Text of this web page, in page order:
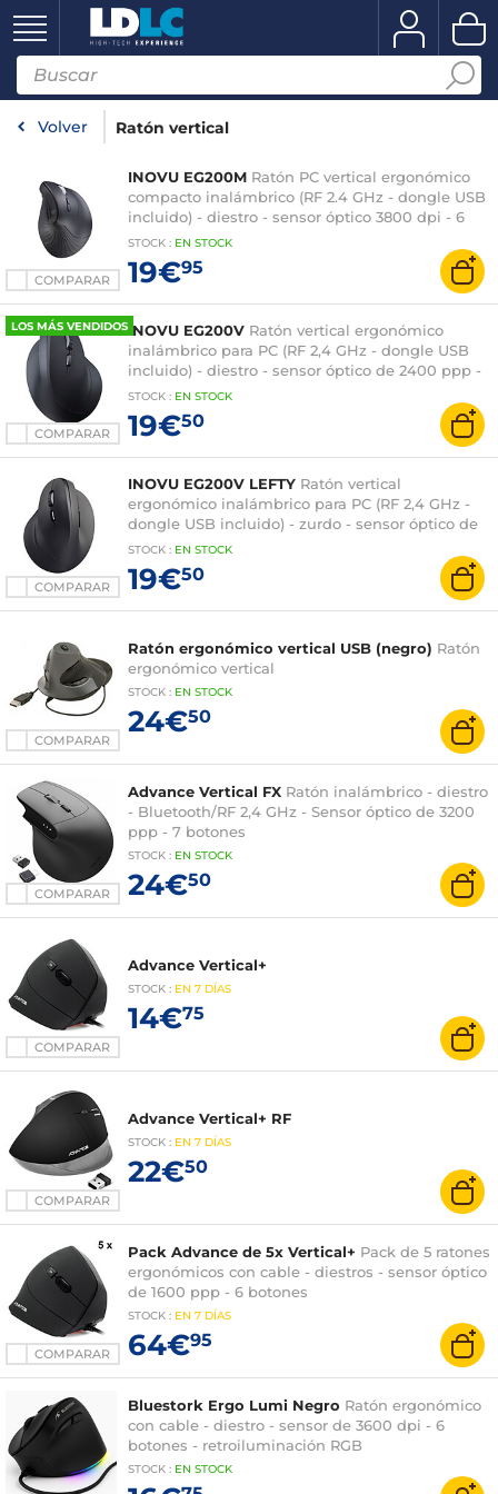
Volver Ratón vertical
COMPARAR
INOVU EG200M Ratón PC vertical ergonómico
compacto inalámbrico (RF 2.4 GHz - dongle USB
incluido) - diestro - sensor óptico 3800 dpi - 6
botones
STOCK : EN STOCK
19€95
LOS MÁS VENDIDOS
COMPARAR
INOVU EG200V Ratón vertical ergonómico
inalámbrico para PC (RF 2,4 GHz - dongle USB
incluido) - diestro - sensor óptico de 2400 ppp -
6 botones
STOCK : EN STOCK
19€50
COMPARAR
INOVU EG200V LEFTY Ratón vertical
ergonómico inalámbrico para PC (RF 2,4 GHz -
dongle USB incluido) - zurdo - sensor óptico de
2400 ppp - 6 botones
STOCK : EN STOCK
19€50
COMPARAR
Ratón ergonómico vertical USB (negro) Ratón
ergonómico vertical
STOCK : EN STOCK
24€50
COMPARAR
Advance Vertical FX Ratón inalámbrico - diestro
- Bluetooth/RF 2,4 GHz - Sensor óptico de 3200
ppp - 7 botones
STOCK : EN STOCK
24€50
COMPARAR
Advance Vertical+
STOCK : EN 7 DÍAS
14€75
COMPARAR
Advance Vertical+ RF
STOCK : EN 7 DÍAS
22€50
COMPARAR
Pack Advance de 5x Vertical+ Pack de 5 ratones
ergonómicos con cable - diestros - sensor óptico
de 1600 ppp - 6 botones
STOCK : EN 7 DÍAS
64€95
Bluestork Ergo Lumi Negro Ratón ergonómico
con cable - diestro - sensor de 3600 dpi - 6
botones - retroiluminación RGB
STOCK : EN STOCK